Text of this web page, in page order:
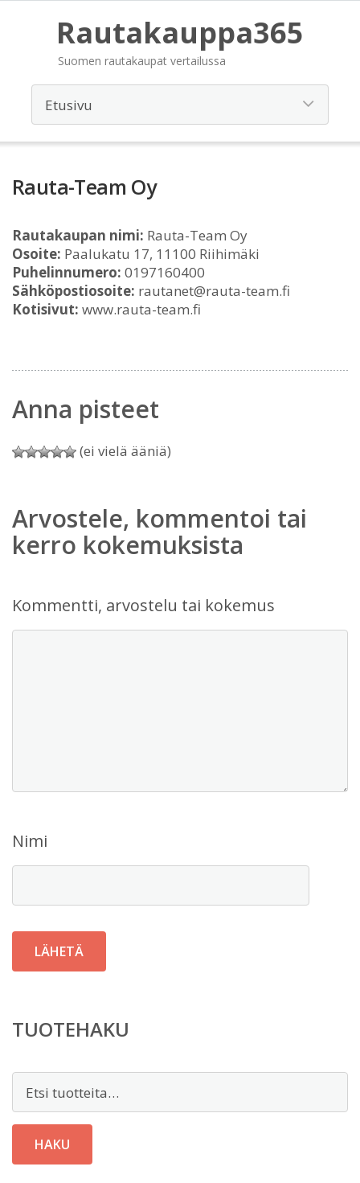
Rautakauppa365
Suomen rautakaupat vertailussa
Rauta-Team Oy
Rautakaupan nimi: Rauta-Team Oy
Osoite: Paalukatu 17, 11100 Riihimäki
Puhelinnumero: 0197160400
Sähköpostiosoite: rautanet@rauta-team.fi
Kotisivut: www.rauta-team.fi
Anna pisteet
(ei vielä ääniä)
Arvostele, kommentoi tai
kerro kokemuksista
Kommentti, arvostelu tai kokemus
Nimi
TUOTEHAKU
HAKU